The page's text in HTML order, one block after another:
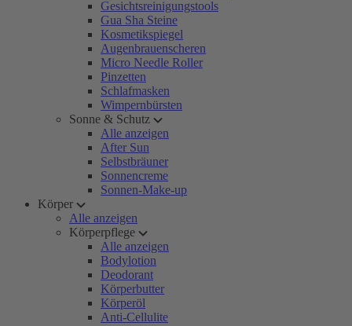
Gesichtsreinigungstools
Gua Sha Steine
Kosmetikspiegel
Augenbrauenscheren
Micro Needle Roller
Pinzetten
Schlafmasken
Wimpernbürsten
Sonne & Schutz
Alle anzeigen
After Sun
Selbstbräuner
Sonnencreme
Sonnen-Make-up
Körper
Alle anzeigen
Körperpflege
Alle anzeigen
Bodylotion
Deodorant
Körperbutter
Körperöl
Anti-Cellulite